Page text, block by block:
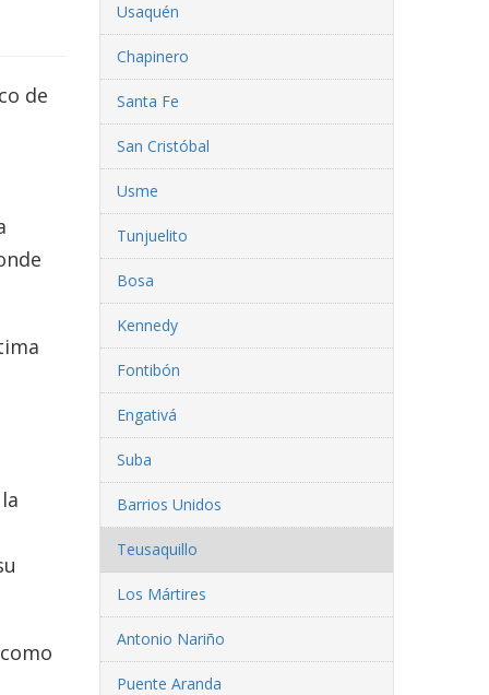
de
Usaquén
Chapinero
Santa Fe
San Cristóbal
Usme
Tunjuelito
Bosa
Kennedy
Fontibón
Engativá
Suba
Barrios Unidos
Teusaquillo
Los Mártires
Antonio Nariño
Puente Aranda